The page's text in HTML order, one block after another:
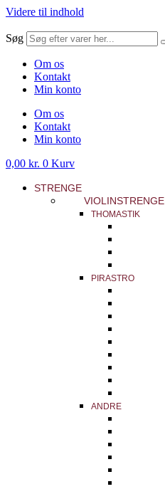
Videre til indhold
Søg
Om os
Kontakt
Min konto
Om os
Kontakt
Min konto
0,00 kr. 0 Kurv
STRENGE
VIOLINSTRENGE
THOMASTIK
PIRASTRO
ANDRE